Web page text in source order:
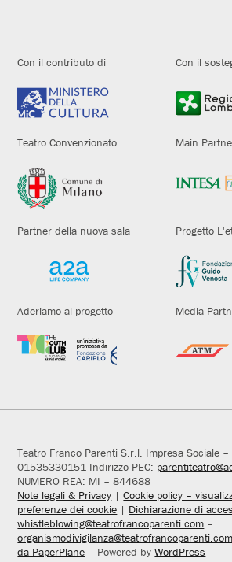
Con il contributo di Con il
Teatro Convenzionato Main
Partner della nuova sala Progetto
Aderiamo al progetto Media
Teatro Franco Parenti S.r.l. Impresa Sociale
01535330151 Indirizzo PEC:
NUMERO REA: MI – 844688
Note legali & Privacy |Cookie policy –
preferenze dei cookie | Dichiarazione di
whistleblowing@teatrofrancoparenti.com –
organismodivigilanza@teatrofrancoparenti.com
da PaperPlane – Powered byWordPress